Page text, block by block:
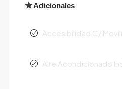
Adicionales
Accesibilidad C/
Aire Acondicionado